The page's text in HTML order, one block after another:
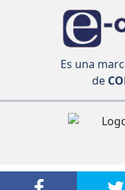
Es una
de